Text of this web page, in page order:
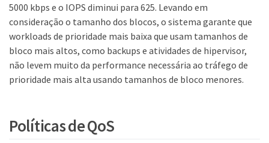
5000 kbps e o IOPS diminui para 625. Levando em
consideração o tamanho dos blocos, o sistema garante que
workloads de prioridade mais baixa que usam tamanhos de
bloco mais altos, como backups e atividades de hipervisor,
não levem muito da performance necessária ao tráfego de
prioridade mais alta usando tamanhos de bloco menores.
Políticas de QoS